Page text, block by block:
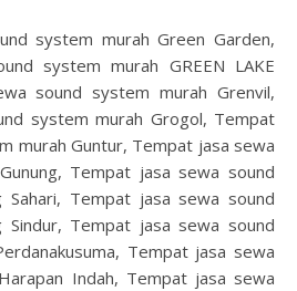
system murah Green Garden,
system murah GREEN LAKE
sound system murah Grenvil,
system murah Grogol, Tempat
murah Guntur, Tempat jasa sewa
Tempat jasa sewa sound
Sahari, Tempat jasa sewa sound
Sindur, Tempat jasa sewa sound
Tempat jasa sewa
Indah, Tempat jasa sewa